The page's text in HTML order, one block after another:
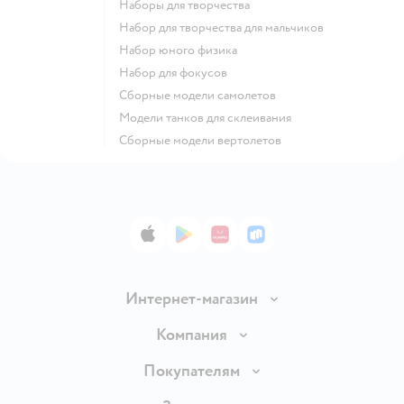
Наборы для творчества
Набор для творчества для мальчиков
Набор юного физика
Набор для фокусов
Сборные модели самолетов
Модели танков для склеивания
Сборные модели вертолетов
App StoreGoogle Play
AppGallery
RuStore
Интернет-магазин
Доставка и оплата
Обмен и возврат товара
Компания
О компании
Покупателям